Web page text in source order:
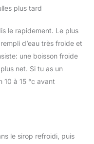
plus tard
le rapidement. Le plus
d’eau très froide et
une boisson froide
net. Si tu as un
10 à 15 °c avant
le sirop refroidi, puis